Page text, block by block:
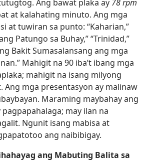
Ang bawat plaka ay 78 rpm
at kalahating minuto. Ang mga
at tuwiran sa punto: “Kaharian,”
Patungo sa Buhay,” “Trinidad,”
Bakit Sumasalansang ang mga
Mahigit na 90 iba’t ibang mga
mahigit na isang milyong
Ang mga presentasyon ay malinaw
Maraming maybahay ang
may ilan na
Ngunit isang mabisa at
ang naibibigay.
ang Mabuting Balita sa